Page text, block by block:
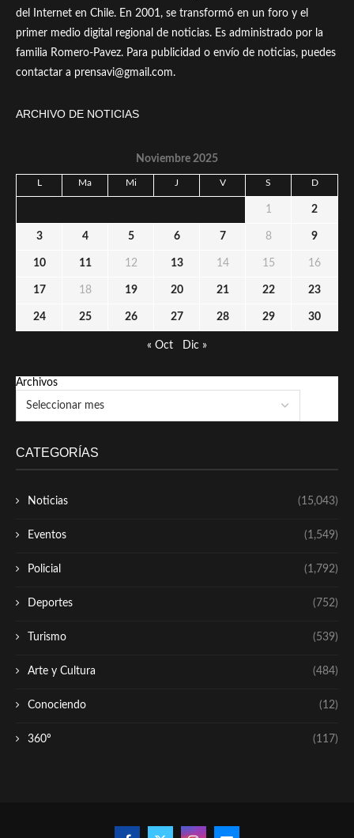
del Internet en Chile. En 2001, se transformó en un foro y el
primer medio digital regional de noticias. Es administrado por la
familia Romero-Pavez. Para publicidad o envío de noticias, puedes
contactar a prensavi@gmail.com.
ARCHIVO DE NOTICIAS
Noviembre 2025
L Ma Mi J V S D
1 2
3 4 5 6 7 8 9
10 11 12 13 14 15 16
17 18 19 20 21 22 23
24 25 26 27 28 29 30
« Oct Dic »
Archivos
CATEGORÍAS
Noticias (15,043)
Eventos (1,549)
Policial (1,792)
Deportes (752)
Turismo (539)
Arte y Cultura (484)
Conociendo (12)
360º (117)